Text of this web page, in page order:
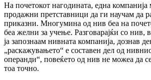
На почетокот нагодината, една
продажни претставници да ги научам да
приказни. Многумина од нив беа на
беа желни за учење. Разговарајќи со нив,
ја запознаам нивната компанија, дознав
„раскажувањето“ е составен дел од
операнди“, повеќето од нив не можеа да
тоа точно.